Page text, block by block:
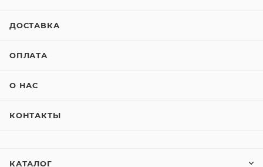
ДОСТАВКА
ОПЛАТА
О НАС
КОНТАКТЫ
КАТАЛОГ